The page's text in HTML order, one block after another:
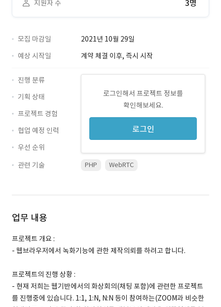
지원자 수 3명
모집 마감일
2021년 10월 29일
예상 시작일
계약 체결 이후, 즉시 시작
로그인해서 프로젝트 정보를
확인해보세요.
로그인
진행 분류
기획 상태
프로젝트 경험
협업 예정 인력
우선 순위
관련 기술
PHP WebRTC
업무 내용
프로젝트 개요 :
- 웹브라우저에서 녹화기능에 관한 제작의뢰를 하려고 합니다.
프로젝트의 진행 상황 :
- 현재 저희는 웹기반에서의 화상회의(채팅 포함)에 관련한 프로젝트
를 진행중에 있습니다. 1:1, 1:N, N:N 등이 참여하는(ZOOM과 비슷한